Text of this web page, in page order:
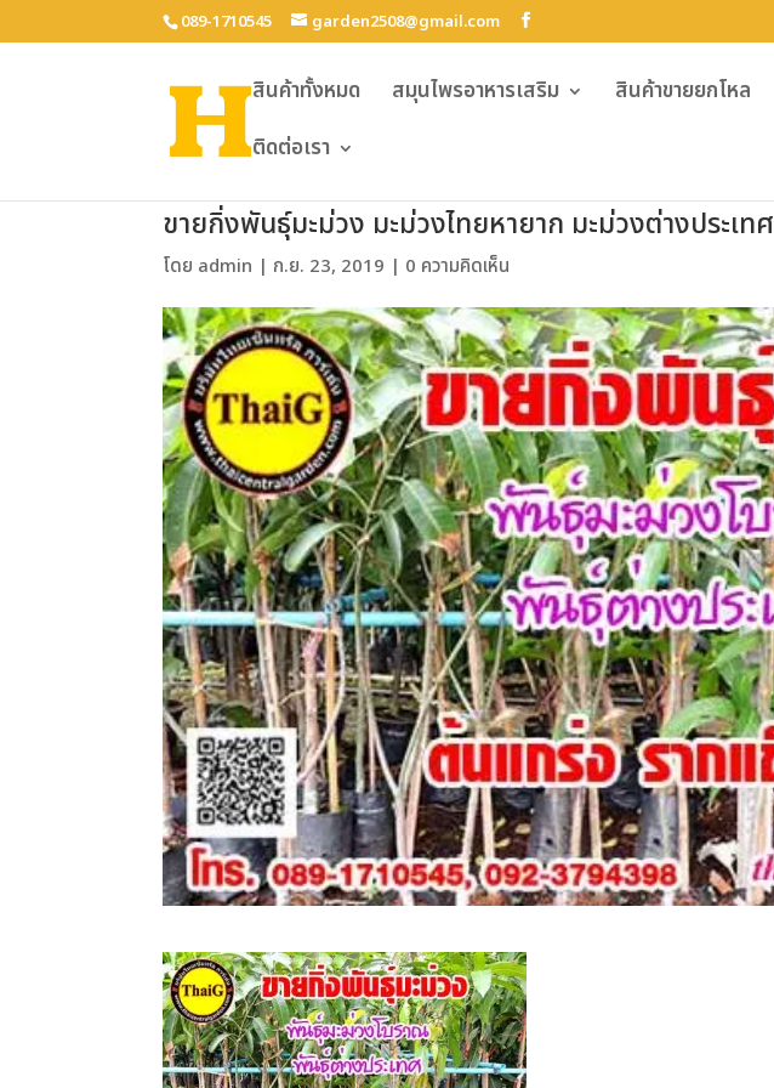
089-1710545 garden2508@gmail.com
สินค้าทั้งหมด สมุนไพรอาหารเสริม สินค้าขายยกโหล
ติดต่อเรา
ขายกิ่งพันธุ์มะม่วง มะม่วงไทยหายาก มะม่วงต่างประเทศ
โดย admin | ก.ย. 23, 2019 | 0 ความคิดเห็น